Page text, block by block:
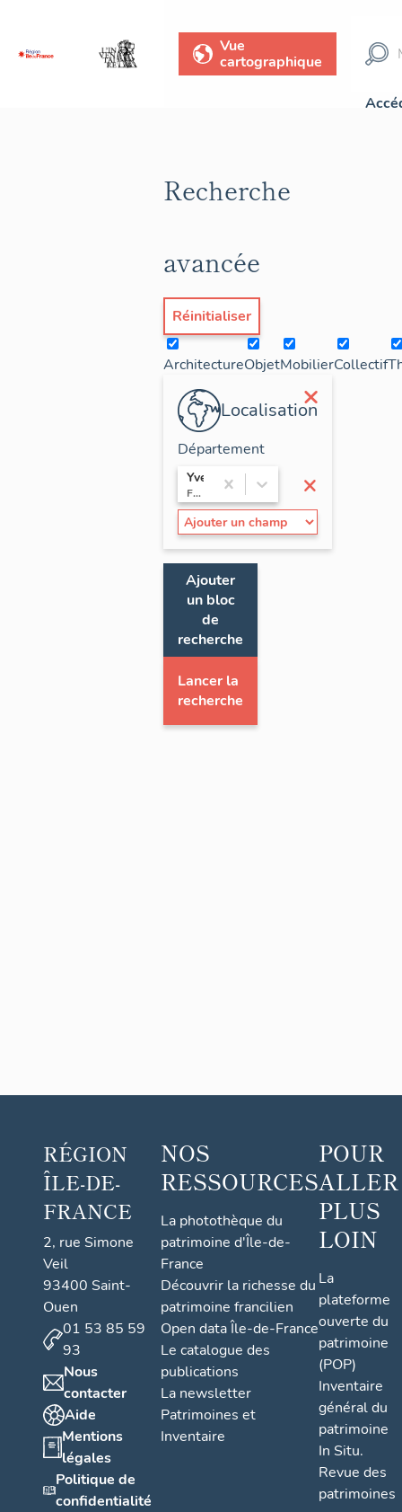
Vue
cartographique
Recherche
avancée
Réinitialiser
ArchitectureObjetMobilierCollectif
×
Localisation
×
Département
Yvelines
France / Île-de-France
Ajouter
un bloc
de
recherche
Lancer la
recherche
RÉGION
ÎLE-DE-
FRANCE
2, rue Simone
Veil
93400 Saint-
Ouen
01 53 85 59
93
Nous
contacter
Aide
Mentions
légales
Politique de
confidentialité
NOS
RESSOURCES
La photothèque du
patrimoine d'Île-de-
France
Découvrir la richesse du
patrimoine francilien
Open data Île-de-France
Le catalogue des
publications
La newsletter
Patrimoines et
Inventaire
POUR
ALLER
PLUS
LOIN
La
plateforme
ouverte du
patrimoine
(POP)
Inventaire
général du
patrimoine
In Situ.
Revue des
patrimoines